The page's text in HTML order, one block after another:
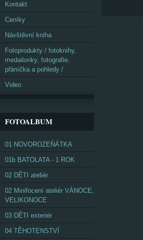
Kontakt
Ceníky
Návštěvní kniha
Fotoprodukty / fotoknihy,
medailonky, fotografie,
přáníčka a pohledy /
Video
FOTOALBUM
01 NOVOROZEŇÁTKA
01b BATOLATA - 1 ROK
02 DĚTI ateliér
02 Minifocení ateliér VÁNOCE,
VELIKONOCE
03 DĚTI exteriér
04 TĚHOTENSTVÍ